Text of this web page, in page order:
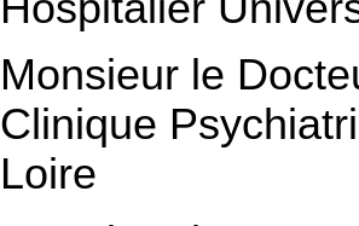
Monsieur le
Clinique
Loire